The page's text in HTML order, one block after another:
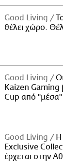
Good Living
θέλει χώρο.
Good Living
Kaizen Gaming
Cup από "μέσα"
Good Living
Η
Exclusive
έρχεται στην